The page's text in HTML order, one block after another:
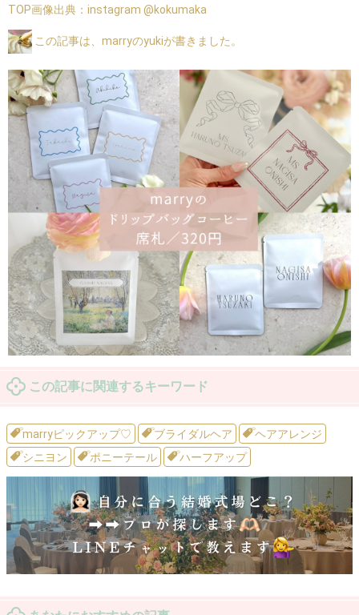
TOP画像出典： instagram @kokumaka
この記事は、marryのyukiが書きました。
この記事に関連するキーワード
marryピックアップ♡ ブライダルヘア
ヘアアレンジ
シニヨン
ポニーテール ハーフアップ